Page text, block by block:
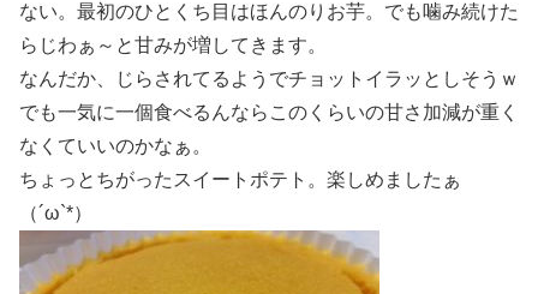
ない。最初のひとくち目はほんのりお芋。でも噛み続けた
らじわぁ～と甘みが増してきます。
なんだか、じらされてるようでチョットイラッとしそうｗ
でも一気に一個食べるんならこのくらいの甘さ加減が重く
なくていいのかなぁ。
ちょっとちがったスイートポテト。楽しめましたぁ
（´ω`*）